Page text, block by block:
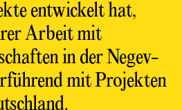
entwickelt hat,
Arbeit mit
in der Negev-
mit Projekten